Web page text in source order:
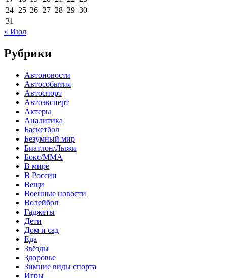
24 25 26 27 28 29 30
31
« Июл
Рубрики
Автоновости
Автособытия
Автоспорт
Автоэксперт
Актеры
Аналитика
Баскетбол
Безумный мир
Биатлон/Лыжи
Бокс/MMA
В мире
В России
Вещи
Военные новости
Волейбол
Гаджеты
Дети
Дом и сад
Еда
Звёзды
Здоровье
Зимние виды спорта
Игры